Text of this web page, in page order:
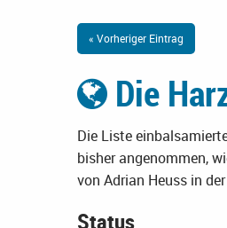
« Vorheriger Eintrag
Die
Die Liste
bisher angenommen,
von Adrian Heuss in
Status